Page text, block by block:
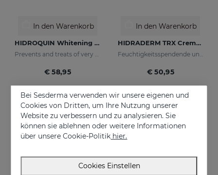
In den Warenkorb
HIDROQUIN Whitening Gel
Prevents and treats of very strong skin blemishes
€ 58,95
In den Warenkorb
HIDRADERM TRX Cremegel
Feuchtigkeitsspendende und aufhellende Wirkung für Mischhaut
€ 50,95
NEU
Bei Sesderma verwenden wir unsere eigenen und
Cookies von Dritten, um Ihre Nutzung unserer
Website zu verbessern und zu analysieren. Sie
können sie ablehnen oder weitere Informationen
über unsere Cookie-Politik hier.
Cookies Einstellen